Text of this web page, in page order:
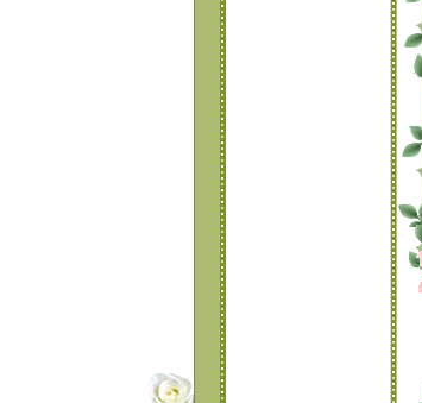
TABLE 23 เซ
ตลายดอท.กระพริบสีห
วาน
TABLE 22 เซ
ตนางฟัาตัวนัอยๆแวะ
มาอวยพรปีใหม่
TABLE 21 แบบหัวใจ
กระพริบ สีหวาน
TABLE 20 แบบน้อง
หมีน่ารัก สีหวาน
TABLE 19 แบบมุม
ดอกไม้ระยิบระยับ สีห
วาน
TABLE 18 แบบมุม
ดอกไม้ สีหวาน
TABLE 17 แบบมุม
บว์กิ๊ฟเก๋
TABLE 16 แบบ
ระบายกระพริบรอบๆ